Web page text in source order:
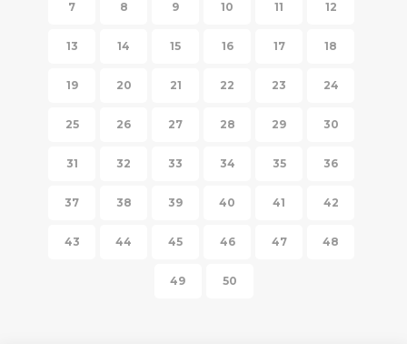
7 8 9 10 11 12
13 14 15 16 17 18
19 20 21 22 23 24
25 26 27 28 29 30
31 32 33 34 35 36
37 38 39 40 41 42
43 44 45 46 47 48
49 50